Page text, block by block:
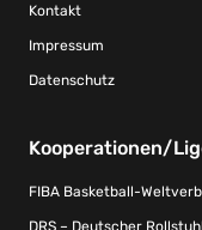
Kontakt
Impressum
Datenschutz
Kooperationen/
FIBA Basketball-
DRS – Deutscher